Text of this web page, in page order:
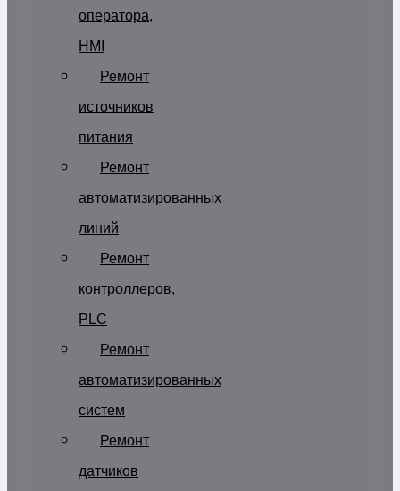
оператора,
HMI
Ремонт
источников
питания
Ремонт
автоматизированных
линий
Ремонт
контроллеров,
PLC
Ремонт
автоматизированных
систем
Ремонт
датчиков